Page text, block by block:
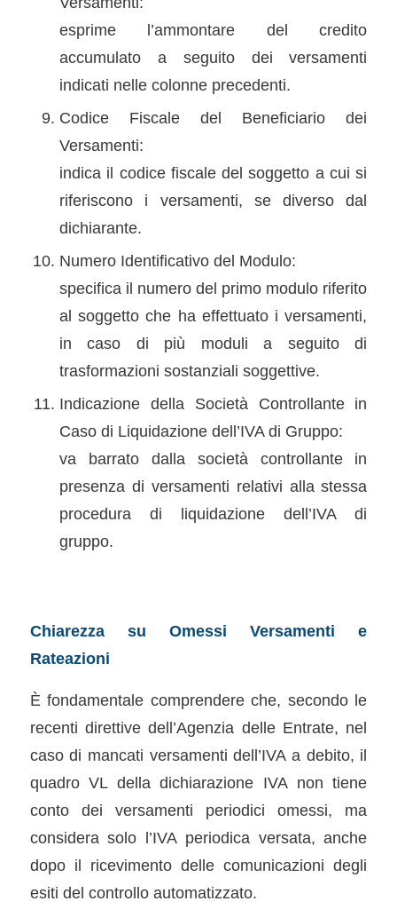
esprime l’ammontare del credito
accumulato a seguito dei versamenti
indicati nelle colonne precedenti.
Codice Fiscale del Beneficiario dei
Versamenti:
indica il codice fiscale del soggetto a cui si
riferiscono i versamenti, se diverso dal
dichiarante.
Numero Identificativo del Modulo:
specifica il numero del primo modulo riferito
al soggetto che ha effettuato i versamenti,
in caso di più moduli a seguito di
trasformazioni sostanziali soggettive.
Indicazione della Società Controllante in
Caso di Liquidazione dell’IVA di Gruppo:
va barrato dalla società controllante in
presenza di versamenti relativi alla stessa
procedura di liquidazione dell’IVA di
gruppo.
Chiarezza su Omessi Versamenti e
Rateazioni
È fondamentale comprendere che, secondo le
recenti direttive dell’Agenzia delle Entrate, nel
caso di mancati versamenti dell’IVA a debito, il
quadro VL della dichiarazione IVA non tiene
conto dei versamenti periodici omessi, ma
considera solo l’IVA periodica versata, anche
dopo il ricevimento delle comunicazioni degli
esiti del controllo automatizzato.